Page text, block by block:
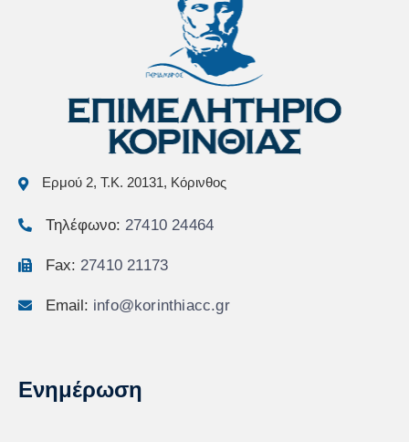
Ερμού 2, Τ.Κ. 20131, Κόρινθος
Τηλέφωνο: 27410 24464
Fax: 27410 21173
Email: info@korinthiacc.gr
Ενημέρωση